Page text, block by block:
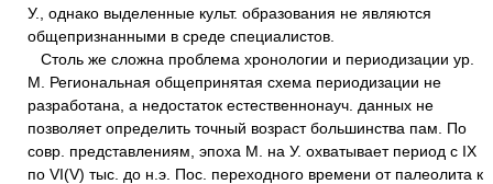
У., однако выделенные культ. образования не являются
общепризнанными в среде специалистов.
Столь же сложна проблема хронологии и периодизации ур.
М. Региональная общепринятая схема периодизации не
разработана, а недостаток естественнонауч. данных не
позволяет определить точный возраст большинства пам. По
совр. представлениям, эпоха М. на У. охватывает период с IX
по VI(V) тыс. до н.э. Пос. переходного времени от палеолита к